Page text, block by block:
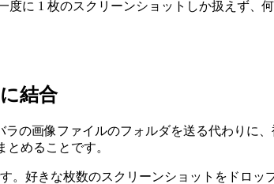
度に 1 枚のスクリーンショットしか扱えず
結合
の画像ファイルのフォルダを送る代わりに
めることです。
。好きな枚数のスクリーンショットをドロ